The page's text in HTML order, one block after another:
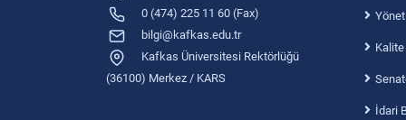
0 (474) 225 11 60 (Fax)
bilgi@kafkas.edu.tr
Kafkas Üniversitesi Rektörlüğü
(36100) Merkez / KARS
İdari